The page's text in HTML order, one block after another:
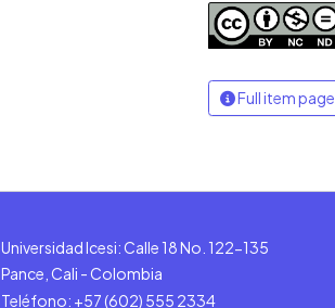
Full item page
Universidad Icesi: Calle 18 No. 122-135
Pance, Cali - Colombia
Teléfono: +57 (602) 555 2334